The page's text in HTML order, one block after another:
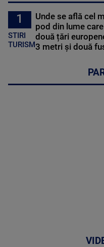
1
STIRI
TURISM
Unde se află cel
pod din lume
două țări
3 metri și două